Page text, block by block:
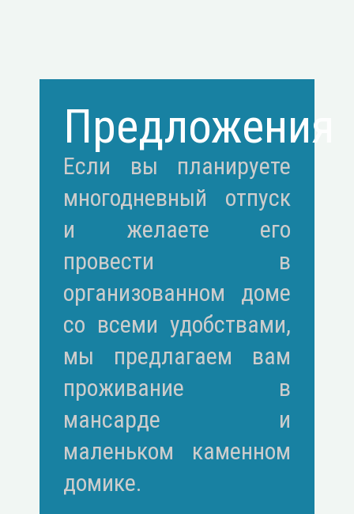
Предложения
Если вы планируете
многодневный отпуск
и желаете его
провести в
организованном доме
со всеми удобствами,
мы предлагаем вам
проживание в
мансарде и
маленьком каменном
домике.